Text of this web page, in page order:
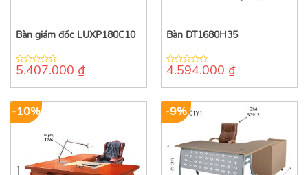
Bàn giám đốc LUXP180C10
0
of
5.407.000 ₫
Bàn DT1680H35
0
of
4.594.000 ₫
-10% -9%